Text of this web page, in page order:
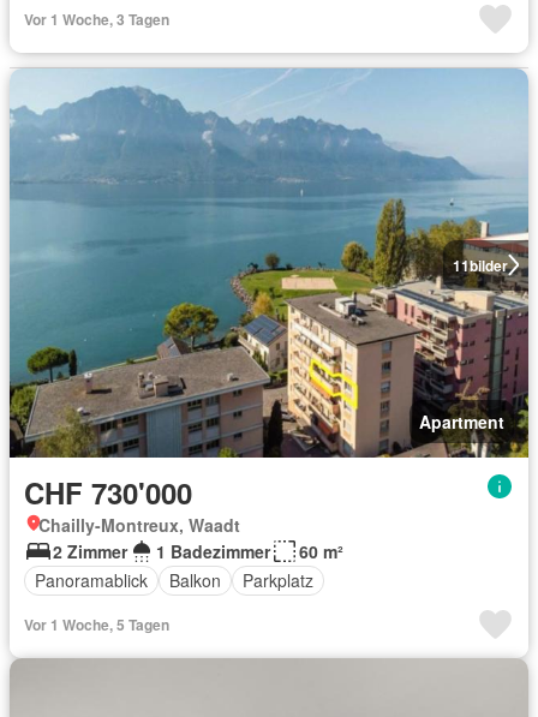
Vor 1 Woche, 3 Tagen
11bilder
Apartment
CHF 730'000
Chailly-Montreux, Waadt
2 Zimmer
1 Badezimmer
60 m²
Panoramablick
Balkon Parkplatz
Vor 1 Woche, 5 Tagen